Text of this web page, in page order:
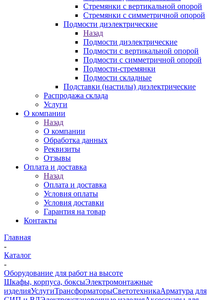
Стремянки с вертикальной опорой
Стремянки с симметричной опорой
Подмости диэлектрические
Назад
Подмости диэлектрические
Подмости с вертикальной опорой
Подмости с симметричной опорой
Подмости-стремянки
Подмости складные
Подставки (настилы) диэлектрические
Распродажа склада
Услуги
О компании
Назад
О компании
Обработка данных
Реквизиты
Отзывы
Оплата и доставка
Назад
Оплата и доставка
Условия оплаты
Условия доставки
Гарантия на товар
Контакты
Главная
-
Каталог
-
Оборудование для работ на высоте
Шкафы, корпуса, боксыЭлектромонтажные
изделияУслугиТрансформаторыСветотехникаАрматура для